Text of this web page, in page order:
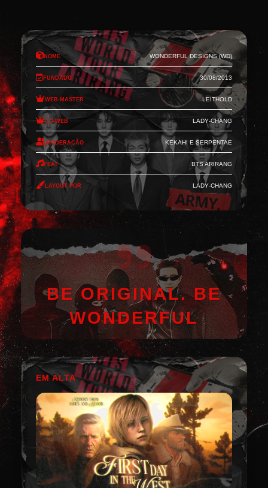
Nome Wonderful Designs (WD)
Fundado 30/08/2013
Web-Master Leithold
Co-Web Lady-Chang
Moderação Kekahi e Serpentae
Feat BTS Arirang
Layout por Lady-Chang
BE ORIGINAL. BE
WONDERFUL
EM ALTA